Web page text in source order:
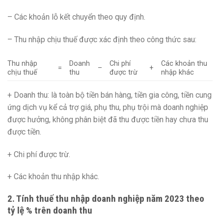
– Các khoản lỗ kết chuyển theo quy định.
– Thu nhập chịu thuế được xác định theo công thức sau:
Thu nhập
chịu thuế
=
Doanh
thu
–
Chi phí
được trừ
+
Các khoản thu
nhập khác
+ Doanh thu: là toàn bộ tiền bán hàng, tiền gia công, tiền cung
ứng dịch vụ kể cả trợ giá, phụ thu, phụ trội mà doanh nghiệp
được hưởng, không phân biệt đã thu được tiền hay chưa thu
được tiền.
+ Chi phí được trừ.
+ Các khoản thu nhập khác.
2. Tính thuế thu nhập doanh nghiệp năm 2023 theo
tỷ lệ % trên doanh thu